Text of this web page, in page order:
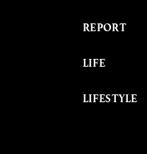
REPORT
LIFE
LIFESTYLE